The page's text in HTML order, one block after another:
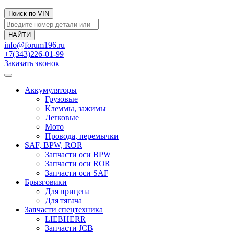
Поиск по VIN
info@forum196.ru
+7(343)226-01-99
Заказать звонок
Аккумуляторы
Грузовые
Клеммы, зажимы
Легковые
Мото
Провода, перемычки
SAF, BPW, ROR
Запчасти оси BPW
Запчасти оси ROR
Запчасти оси SAF
Брызговики
Для прицепа
Для тягача
Запчасти спецтехника
LIEBHERR
Запчасти JCB